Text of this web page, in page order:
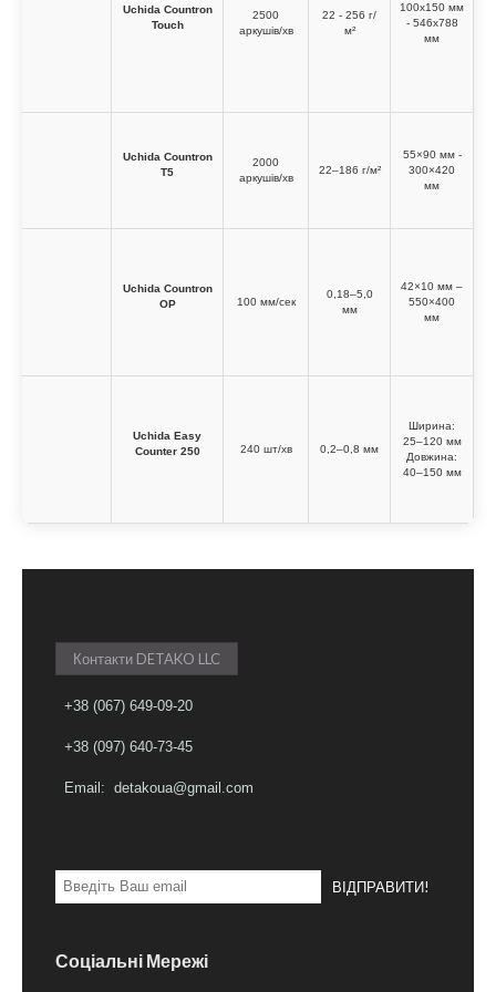
Uchida Countron
Touch
2500
аркушів/хв
22 - 256 г/
м²
100x150 мм
- 546x788
мм
Uchida Countron
T5
2000
аркушів/хв
22–186 г/м²
55×90 мм -
300×420
мм
Uchida Countron
OP
100 мм/сек
0,18–5,0
мм
42×10 мм –
550×400
мм
Uchida Easy
Counter 250
240 шт/хв 0,2–0,8 мм
Ширина:
25–120 мм
Довжина:
40–150 мм
Контакти DETAKO LLC
+38 (067) 649-09-20
+38 (097) 640-73-45
Email: detakoua@gmail.com
ВІДПРАВИТИ!
Соціальні Мережі